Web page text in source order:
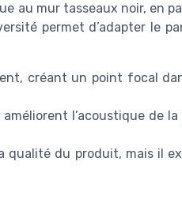
au mur tasseaux noir, en
permet d’adapter le
créant un point focal
l’acoustique de
qualité du produit, mais il